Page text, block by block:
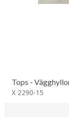
Tops -
X 2290-15